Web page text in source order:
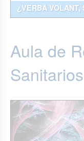
¿VERBA VOLANT,
Aula de